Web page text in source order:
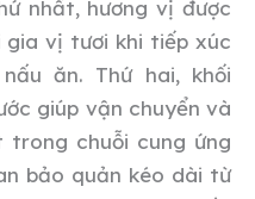
nhất, hương vị được
gia vị tươi khi tiếp xúc
ăn. Thứ hai, khối
giúp vận chuyển và
chuỗi cung ứng
bảo quản kéo dài từ